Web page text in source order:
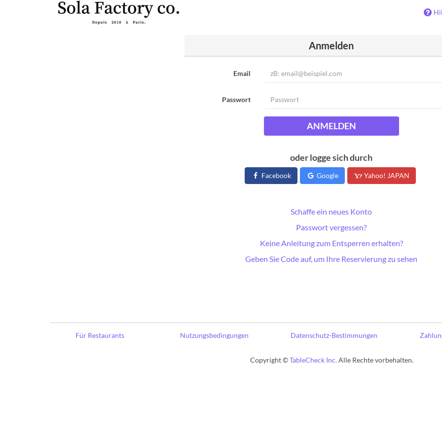
Anmelden
Email
Passwort
ANMELDEN
oder logge sich durch
Facebook Google Yahoo! JAPAN
Schaffe ein neues Konto
Passwort vergessen?
Keine Anleitung zum Entsperren erhalten?
Geben Sie Code auf, um Ihre Reservierung zu sehen
Für Restaurants Nutzungsbedingungen Datenschutz-Bestimmungen
Copyright ©TableCheck Inc.Alle Rechte vorbehalten.